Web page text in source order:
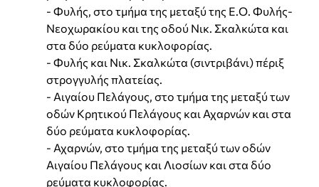
- Φυλής, στο τμήμα της μεταξύ της Ε.Ο. Φυλής-
Νεοχωρακίου και της οδού Νικ. Σκαλκώτα και
στα δύο ρεύματα κυκλοφορίας.
- Φυλής και Νικ. Σκαλκώτα (σιντριβάνι) πέριξ
στρογγυλής πλατείας.
- Αιγαίου Πελάγους, στο τμήμα της μεταξύ των
οδών Κρητικού Πελάγους και Αχαρνών και στα
δύο ρεύματα κυκλοφορίας.
- Αχαρνών, στο τμήμα της μεταξύ των οδών
Αιγαίου Πελάγους και Λιοσίων και στα δύο
ρεύματα κυκλοφορίας.